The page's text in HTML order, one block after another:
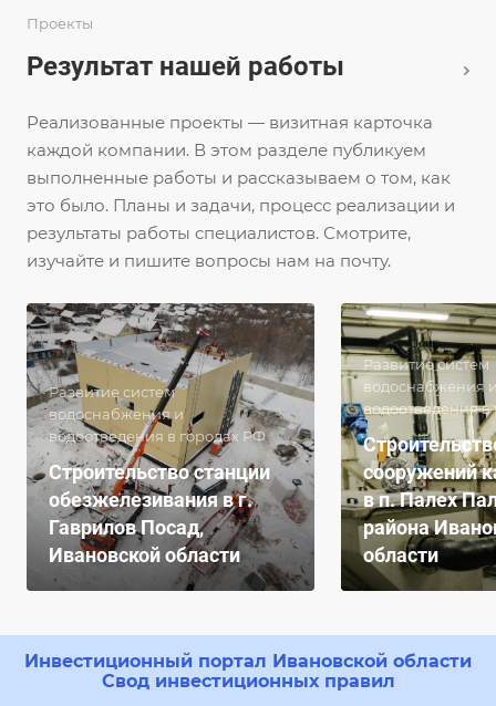
Проекты
Результат нашей работы
Реализованные проекты — визитная карточка
каждой компании. В этом разделе публикуем
выполненные работы и рассказываем о том, как
это было. Планы и задачи, процесс реализации и
результаты работы специалистов. Смотрите,
изучайте и пишите вопросы нам на почту.
Развитие систем
водоснабжения и
водоотведения в городах РФ
Строительство станции
обезжелезивания в г.
Гаврилов Посад,
Ивановской области
Развитие систем
водоснабжения
водоотведения
сооружений
в п. Палех
района
области
Инвестиционный портал Ивановской области
Свод инвестиционных правил